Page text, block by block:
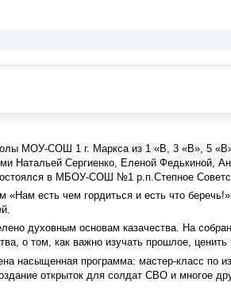
МОУ-СОШ 1 г. Маркса из 1 «В, 3 «В», 5
Натальей Сергиенко, Еленой Федькиной,
в МБОУ-СОШ №1 р.п.Степное
«Нам есть чем гордиться и есть что
духовным основам казачества. На
о том, как важно изучать прошлое,
насыщенная программа: мастер-класс по
открыток для солдат СВО и многое